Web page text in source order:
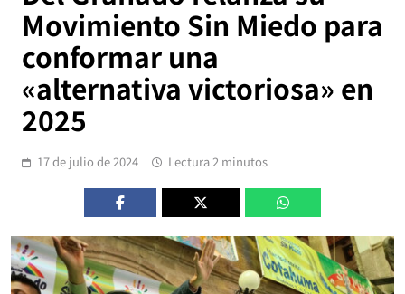
Movimiento Sin Miedo para
conformar una
«alternativa victoriosa» en
2025
17 de julio de 2024 Lectura 2 minutos